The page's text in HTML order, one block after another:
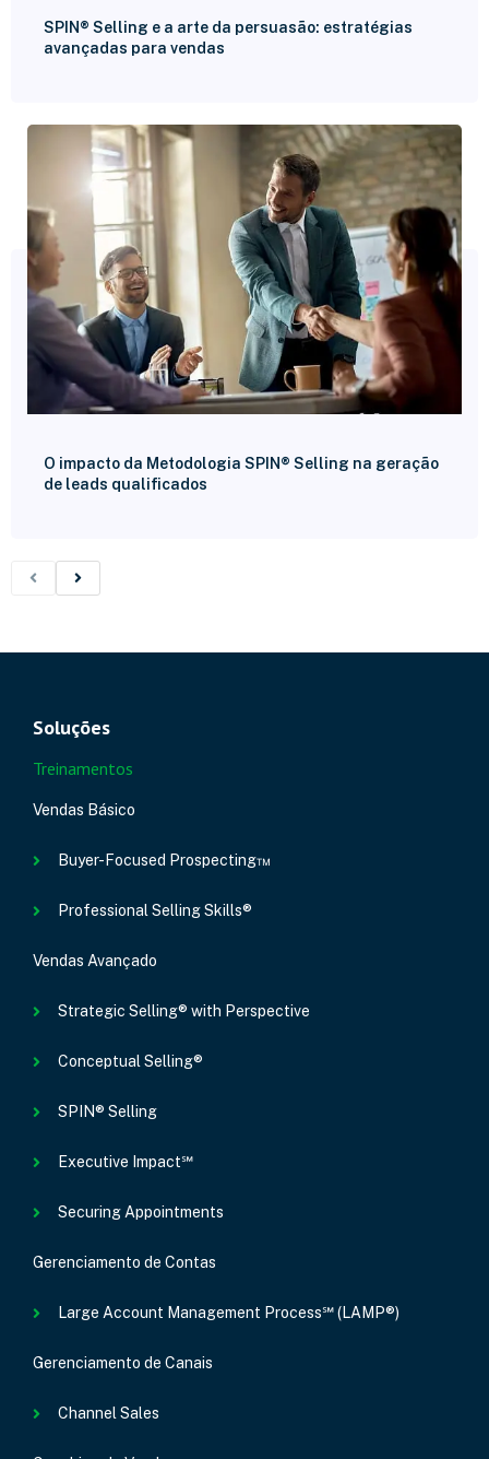
SPIN® Selling e a arte da persuasão: estratégias
avançadas para vendas
O impacto da Metodologia SPIN® Selling na geração
de leads qualificados
Soluções
Treinamentos
Vendas Básico
Buyer-Focused Prospecting™
Professional Selling Skills®
Vendas Avançado
Strategic Selling® with Perspective
Conceptual Selling®
SPIN® Selling
Executive Impact℠
Securing Appointments
Gerenciamento de Contas
Large Account Management Process℠ (LAMP®)
Gerenciamento de Canais
Channel Sales